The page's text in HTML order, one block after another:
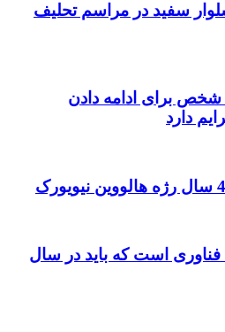
سفید در مراسم تحلیف
میلیارد شخص برای ادامه دادن
دارد
فناوری است که باید در سال